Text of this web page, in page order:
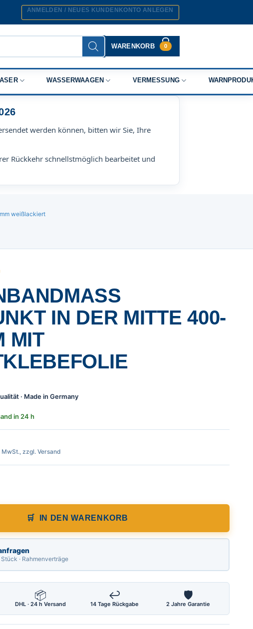
ANMELDEN / NEUES KUNDENKONTO ANLEGEN
WARENKORB 0
WASSERWAAGEN VERMESSUNG
werden können, bitten wir Sie, Ihre
Rückkehr schnellstmöglich bearbeitet und
weißlackiert
N
IN DER MITTE 400-0
S
· Made in Germany
in 24 h
MwSt., zzgl. Versand
Nullpunkt in der Mitte 400-0-400cm mit
IN DEN WARENKORB
· Rahmenverträge
📦
DHL · 24 h Versand
↩
14 Tage Rückgabe
🛡
2 Jahre Garantie